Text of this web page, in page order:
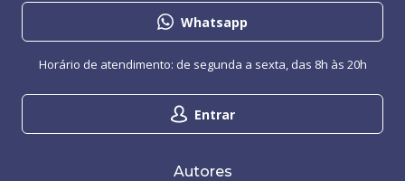
Whatsapp
Entrar
Horário de atendimento: de segunda a sexta, das 8h às 20h
Autores